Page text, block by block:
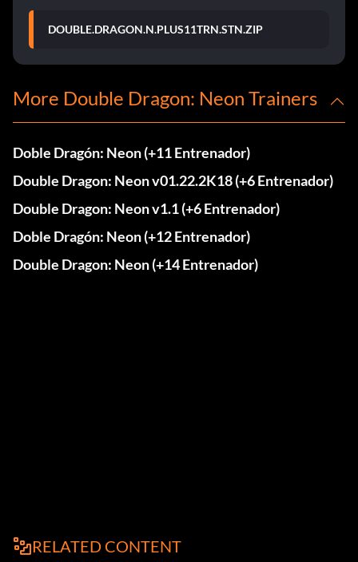
DOUBLE.DRAGON.N.PLUS11TRN.STN.ZIP
More Double Dragon: Neon Trainers
Doble Dragón: Neon (+11 Entrenador)
Double Dragon: Neon v01.22.2K18 (+6 Entrenador)
Double Dragon: Neon v1.1 (+6 Entrenador)
Doble Dragón: Neon (+12 Entrenador)
Double Dragon: Neon (+14 Entrenador)
RELATED CONTENT